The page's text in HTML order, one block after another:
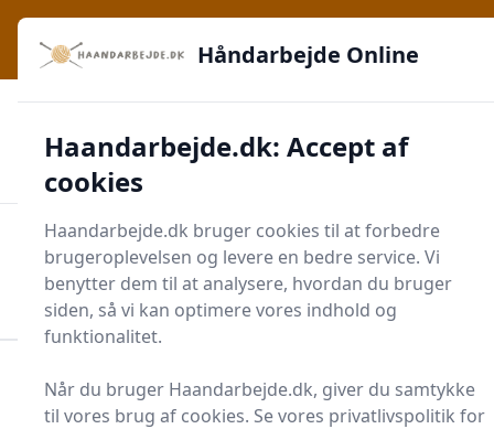
Håndarbejde Online - Inspiration, teknikker og fællesskab -
lige ved hånden
Shopping med sikkerhed ✔️ Altid de bedste priser
Mærker i høj kvalitet
Start søgning
Start søgning
Forside Krea Tegning og Maling
Maleudstyr
Bordstaffeli
Håndarbejde Online
Haandarbejde.dk: Accept af
cookies
Haandarbejde.dk bruger cookies til at forbedre
brugeroplevelsen og levere en bedre service. Vi
benytter dem til at analysere, hvordan du bruger
siden, så vi kan optimere vores indhold og
funktionalitet.
Når du bruger Haandarbejde.dk, giver du samtykke
til vores brug af cookies. Se vores privatlivspolitik for